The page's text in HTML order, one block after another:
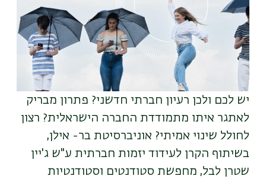
יש לכם ולכן רעיון חברתי חדשני? פתרון מבריק
לאתגר איתו מתמודדת החברה הישראלית? רצון
לחולל שינוי אמיתי? אוניברסיטת בר- אילן,
בשיתוף הקרן לעידוד יזמות חברתית ע"ש ג'יין
שטרן לבל, מחפשת סטודנטים וסטודנטיות